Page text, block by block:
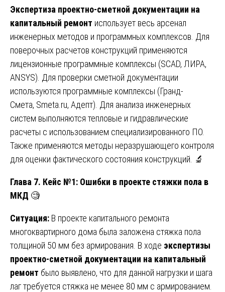
Экспертиза проектно-сметной документации на
капитальный ремонт использует весь арсенал
инженерных методов и программных комплексов. Для
поверочных расчетов конструкций применяются
лицензионные программные комплексы (SCAD, ЛИРА,
ANSYS). Для проверки сметной документации
используются программные комплексы (Гранд-
Смета, Smeta.ru, Адепт). Для анализа инженерных
систем выполняются тепловые и гидравлические
расчеты с использованием специализированного ПО.
Также применяются методы неразрушающего контроля
для оценки фактического состояния конструкций. 🔬
Глава 7. Кейс №1: Ошибки в проекте стяжки пола в
МКД 🧐
Ситуация: В проекте капитального ремонта
многоквартирного дома была заложена стяжка пола
толщиной 50 мм без армирования. В ходе экспертизы
проектно-сметной документации на капитальный
ремонт было выявлено, что для данной нагрузки и шага
лаг требуется стяжка не менее 80 мм с армированием.